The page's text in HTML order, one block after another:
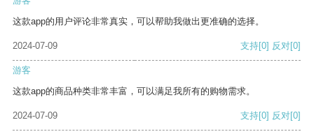
这款app的用户评论非常真实，可以帮助我做出更准确的选择。
2024-07-09 支持[0] 反对[0]
游客
这款app的商品种类非常丰富，可以满足我所有的购物需求。
2024-07-09 支持[0] 反对[0]